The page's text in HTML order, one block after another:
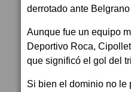
derrotado ante Belgrano
Aunque fue un equipo
Deportivo Roca,
que significó el gol del
Si bien el dominio no le